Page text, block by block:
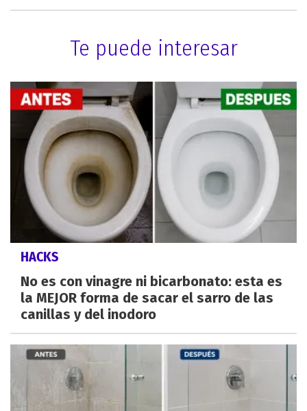
Te puede interesar
HACKS
No es con vinagre ni bicarbonato: esta es
la MEJOR forma de sacar el sarro de las
canillas y del inodoro